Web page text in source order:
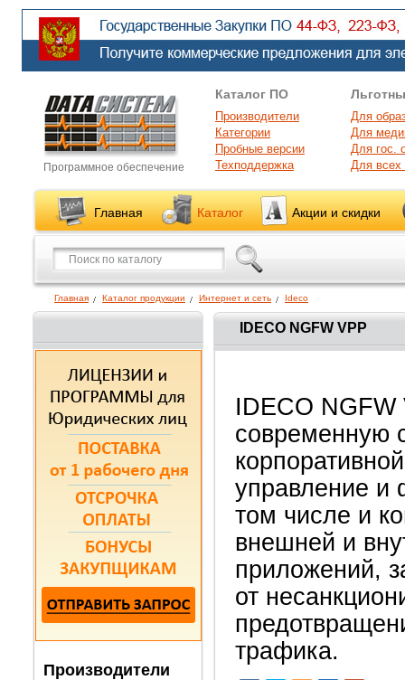
Программное обеспечение
Каталог ПО
Производители
Категории
Пробные версии
Техподдержка
Для
Для
Для гос.
Для
Главная Каталог Акции и скидки
Главная Каталог продукции Интернет и сеть Ideco
Производители
IDECO NGFW VPP
IDECO NGFW
современную
управление и
том числе и
внешней и
приложений,
от
трафика.